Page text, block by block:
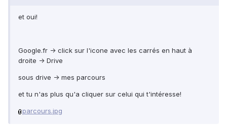
et oui!
Google.fr -> click sur l'icone avec les carrés en haut à
droite -> Drive
sous drive -> mes parcours
et tu n'as plus qu'a cliquer sur celui qui t'intéresse!
parcours.jpg